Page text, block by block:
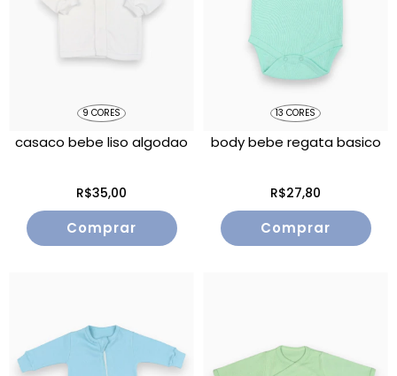
9 CORES
casaco bebe liso algodao
R$35,00
Comprar
13 CORES
body bebe regata basico
R$27,80
Comprar